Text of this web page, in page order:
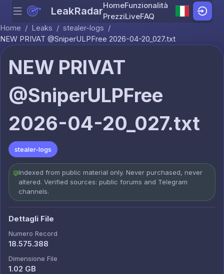
Skip to content
Menu LeakRadarHomeFunzionalità
PrezziLiveFAQ
Home / Leaks / stealer-logs /
NEW PRIVAT @SniperULPFree 2026-04-20_027.txt
NEW PRIVAT
@SniperULPFree
2026-04-20_027.txt
stealer-logs
Indexed from public material only. Never purchased, never
altered. Verified sources: public forums and Telegram
channels.
Dettagli File
Numero Record
18.575.388
Dimensione File
1.02 GB